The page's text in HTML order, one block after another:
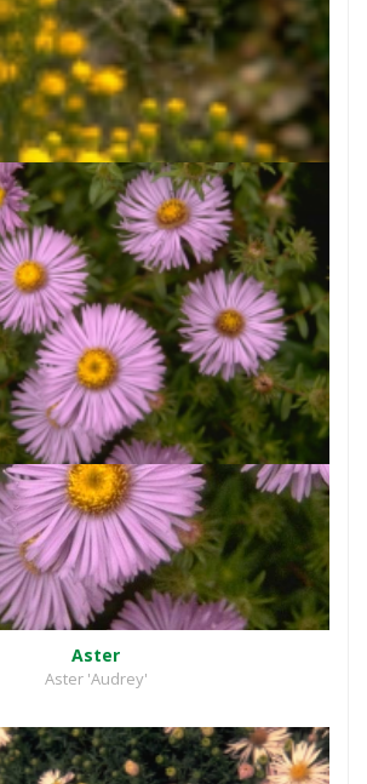
Aster
Aster linosyris 'Goldflake'
Aster
Aster 'Audrey'